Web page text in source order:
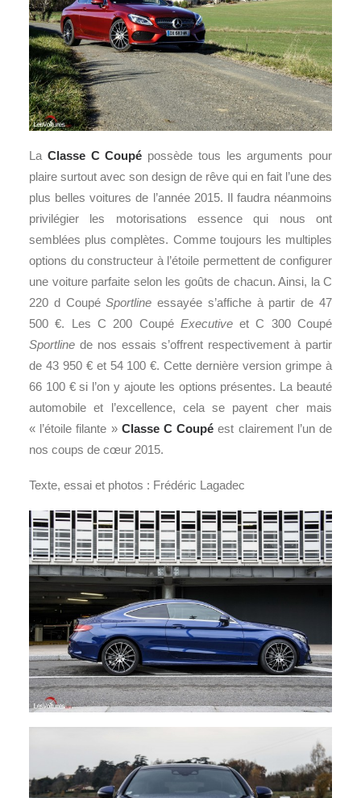
La Classe C Coupé possède tous les arguments pour
plaire surtout avec son design de rêve qui en fait l’une des
plus belles voitures de l’année 2015. Il faudra néanmoins
privilégier les motorisations essence qui nous ont
semblées plus complètes. Comme toujours les multiples
options du constructeur à l’étoile permettent de configurer
une voiture parfaite selon les goûts de chacun. Ainsi, la C
220 d CoupéSportline essayée s’affiche à partir de 47
500 €. Les C 200 Coupé Executiveet C 300 Coupé
Sportline de nos essais s’offrent respectivement à partir
de 43 950 € et 54 100 €. Cette dernière version grimpe à
66 100 € si l’on y ajoute les options présentes. La beauté
automobile et l’excellence, cela se payent cher mais
« l’étoile filante » Classe C Coupé est clairement l’un de
nos coups de cœur 2015.
Texte, essai et photos : Frédéric Lagadec